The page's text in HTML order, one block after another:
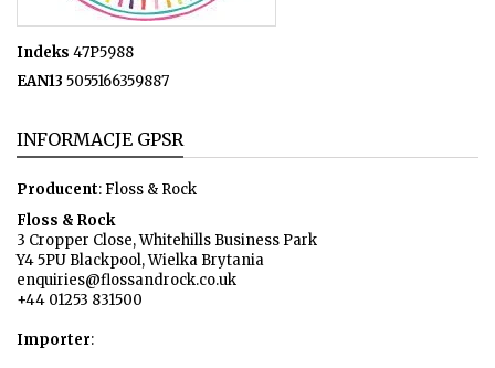
Indeks 47P5988
EAN13 5055166359887
INFORMACJE GPSR
Producent: Floss & Rock
Floss & Rock
3 Cropper Close, Whitehills Business Park
Y4 5PU Blackpool, Wielka Brytania
enquiries@flossandrock.co.uk
+44 01253 831500
Importer: